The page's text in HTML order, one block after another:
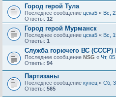
Город герой Тула
Последнее сообщение цска5 « Вс,
Ответы: 12
Город герой Мурманск
Последнее сообщение цска5 « Вс,
Ответы: 1
Служба горючего ВС
Последнее сообщение NSG « Чт,
Ответы: 94
Партизаны
Последнее сообщение купец « Сб,
Ответы: 565